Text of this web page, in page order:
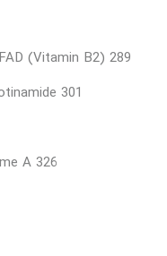
(Vitamin B2) 289
301
A 326